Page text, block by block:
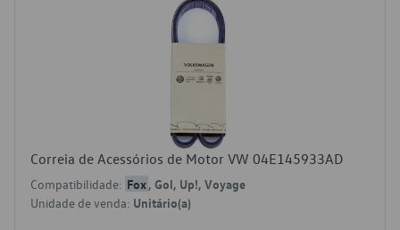
Correia de Acessórios de Motor VW 04E145933AD
Compatibilidade: Fox, Gol, Up!, Voyage
Unidade de venda: Unitário(a)